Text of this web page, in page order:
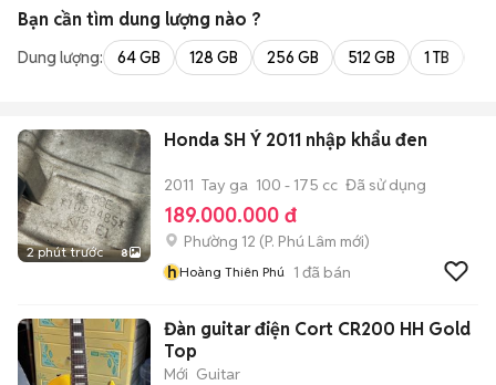
Bạn cần tìm dung lượng nào ?
Dung lượng: 64 GB 128 GB 256 GB 512 GB 1 TB
2 phút trước 8
Honda SH Ý 2011 nhập khẩu đen
2011 Tay ga 100 - 175 cc Đã sử dụng
189.000.000 đ
Phường 12 (P. Phú Lâm mới)
hHoàng Thiên Phú 1 đã bán
Đàn guitar điện Cort CR200 HH Gold
Top
Mới Guitar